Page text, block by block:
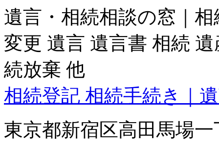
遺言・相続相談の窓｜
変更 遺言 遺言書 相続
続放棄 他
相続登記 相続手続き｜
東京都新宿区高田馬場